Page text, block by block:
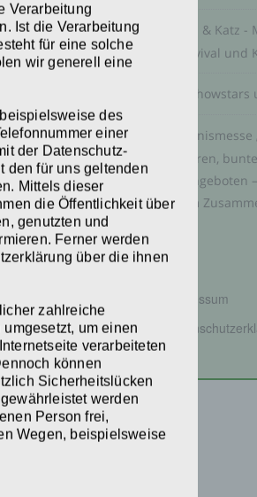
und
kann.
Hund & Katz
Dogs Revival
Mit
Rassetieren,
und zum
Impressum
Verarbeitung
Ist die Verarbeitung
für eine solche
wir generell eine
des
einer
der Datenschutz-
den für uns geltenden
Mittels dieser
die Öffentlichkeit über
genutzten und
Ferner werden
über die ihnen
zahlreiche
um einen
verarbeiteten
können
Sicherheitslücken
werden
Person frei,
Wegen, beispielsweise